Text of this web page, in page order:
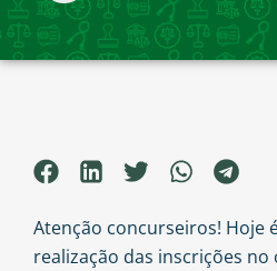
Atenção concurseiros! Hoje
realização das inscrições